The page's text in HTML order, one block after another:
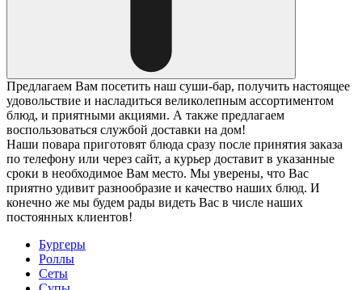
Предлагаем Вам посетить наш суши-бар, получить настоящее
удовольствие и насладиться великолепным ассортиментом
блюд, и приятными акциями. А также предлагаем
воспользоваться службой доставки на дом!
Наши повара приготовят блюда сразу после принятия заказа
по телефону или через сайт, а курьер доставит в указанные
сроки в необходимое Вам место. Мы уверены, что Вас
приятно удивит разнообразие и качество наших блюд. И
конечно же мы будем рады видеть Вас в числе наших
постоянных клиентов!
Бургеры
Роллы
Сеты